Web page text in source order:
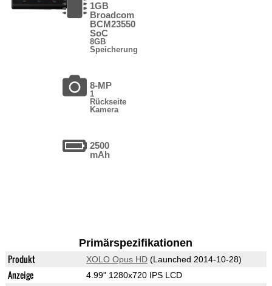
1GB
Broadcom
BCM23550
SoC
8GB
Speicherung
8-MP
1
Rückseite
Kamera
2500
mAh
Primärspezifikationen
Produkt XOLO Opus HD(Launched 2014-10-28)
Anzeige 4.99" 1280x720 IPS LCD